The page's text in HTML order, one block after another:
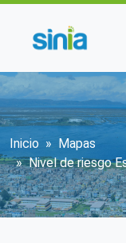
Sobrescribir
Inicio
Mapas
Nivel de riesgo